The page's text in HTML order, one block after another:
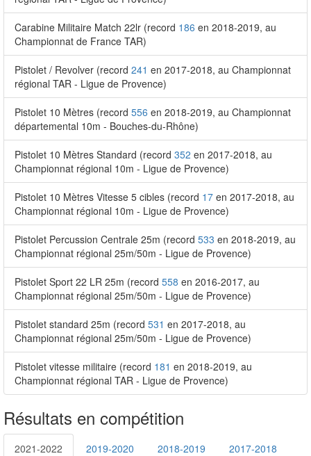
Carabine Militaire Match 22lr (record 186 en 2018-2019, au
Championnat de France TAR)
Pistolet / Revolver (record 241 en 2017-2018, au Championnat
régional TAR - Ligue de Provence)
Pistolet 10 Mètres (record 556 en 2018-2019, au Championnat
départemental 10m - Bouches-du-Rhône)
Pistolet 10 Mètres Standard (record 352 en 2017-2018, au
Championnat régional 10m - Ligue de Provence)
Pistolet 10 Mètres Vitesse 5 cibles (record 17 en 2017-2018, au
Championnat régional 10m - Ligue de Provence)
Pistolet Percussion Centrale 25m (record 533 en 2018-2019, au
Championnat régional 25m/50m - Ligue de Provence)
Pistolet Sport 22 LR 25m (record 558 en 2016-2017, au
Championnat régional 25m/50m - Ligue de Provence)
Pistolet standard 25m (record 531 en 2017-2018, au
Championnat régional 25m/50m - Ligue de Provence)
Pistolet vitesse militaire (record 181 en 2018-2019, au
Championnat régional TAR - Ligue de Provence)
Résultats en compétition
2021-2022 2019-2020 2018-2019 2017-2018